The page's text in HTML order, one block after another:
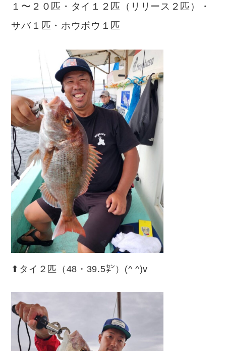
１〜２０匹・タイ１２匹（リリース２匹）・
サバ１匹・ホウボウ１匹
⬆︎タイ２匹（48・39.5㌢）(^ ^)v